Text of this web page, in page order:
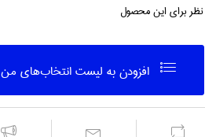
نظر برای این محصول
افزودن به ليست انتخاب‌هاي من